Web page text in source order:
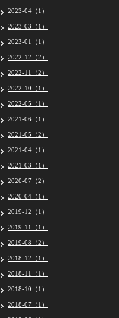
2023-04（1）
2023-03（1）
2023-01（1）
2022-12（2）
2022-11（2）
2022-10（1）
2022-05（1）
2021-06（1）
2021-05（2）
2021-04（1）
2021-03（1）
2020-07（2）
2020-04（1）
2019-12（1）
2019-11（1）
2019-08（2）
2018-12（1）
2018-11（1）
2018-10（1）
2018-07（1）